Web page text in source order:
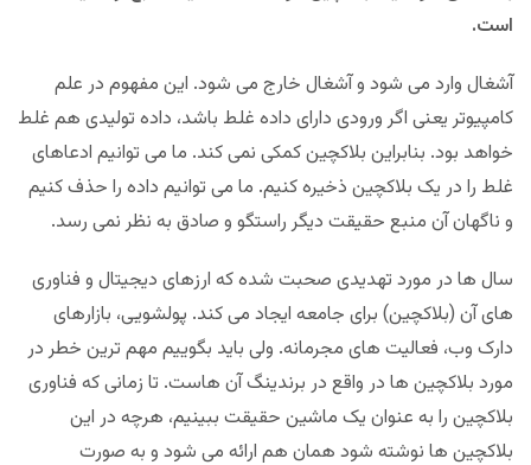
است.
آشغال وارد می شود و آشغال خارج می شود. این مفهوم در علم
کامپیوتر یعنی اگر ورودی دارای داده غلط باشد، داده تولیدی هم غلط
خواهد بود. بنابراین بلاکچین کمکی نمی کند. ما می توانیم ادعاهای
غلط را در یک بلاکچین ذخیره کنیم. ما می توانیم داده را حذف کنیم
و ناگهان آن منبع حقیقت دیگر راستگو و صادق به نظر نمی رسد.
سال ها در مورد تهدیدی صحبت شده که ارزهای دیجیتال و فناوری
های آن (بلاکچین) برای جامعه ایجاد می کند. پولشویی، بازارهای
دارک وب، فعالیت های مجرمانه. ولی باید بگوییم مهم ترین خطر در
مورد بلاکچین ها در واقع در برندینگ آن هاست. تا زمانی که فناوری
بلاکچین را به عنوان یک ماشین حقیقت ببینیم، هرچه در این
بلاکچین ها نوشته شود همان هم ارائه می شود و به صورت